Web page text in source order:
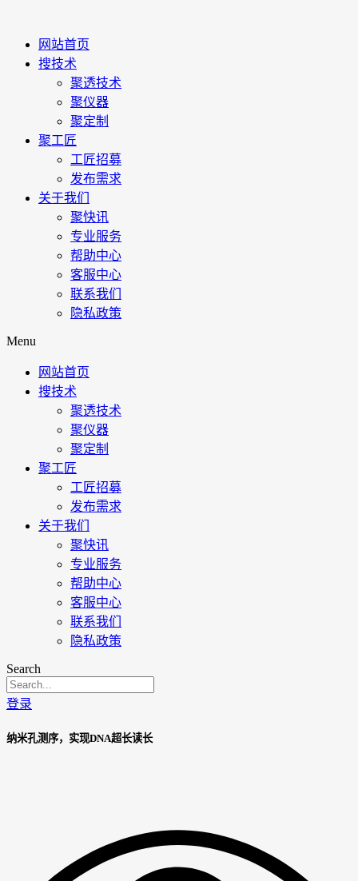
网站首页
搜技术
聚透技术
聚仪器
聚定制
聚工匠
工匠招募
发布需求
关于我们
聚快讯
专业服务
帮助中心
客服中心
联系我们
隐私政策
Menu
网站首页
搜技术
聚透技术
聚仪器
聚定制
聚工匠
工匠招募
发布需求
关于我们
聚快讯
专业服务
帮助中心
客服中心
联系我们
隐私政策
Search
登录
纳米孔测序，实现DNA超长读长